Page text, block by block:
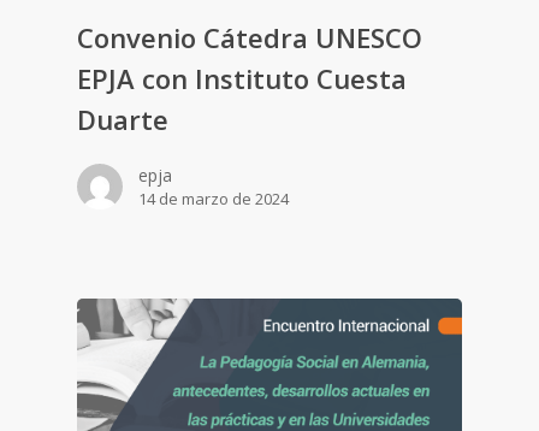
Convenio Cátedra UNESCO
EPJA con Instituto Cuesta
Duarte
epja
14 de marzo de 2024